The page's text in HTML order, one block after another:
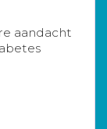
aandacht